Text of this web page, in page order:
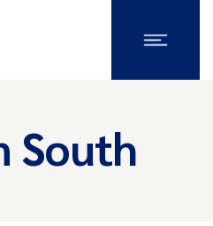
South